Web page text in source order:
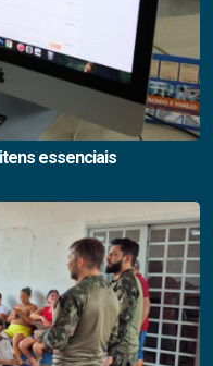
essenciais